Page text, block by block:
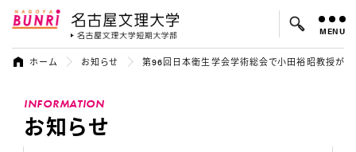
名古屋文理大学 名古屋文理大
よく検索されているキーワード：
MENU
ホーム お知らせ 第96回日本衛生学会学術総会で小田裕昭教授がプ
INFORMATION
お知らせ